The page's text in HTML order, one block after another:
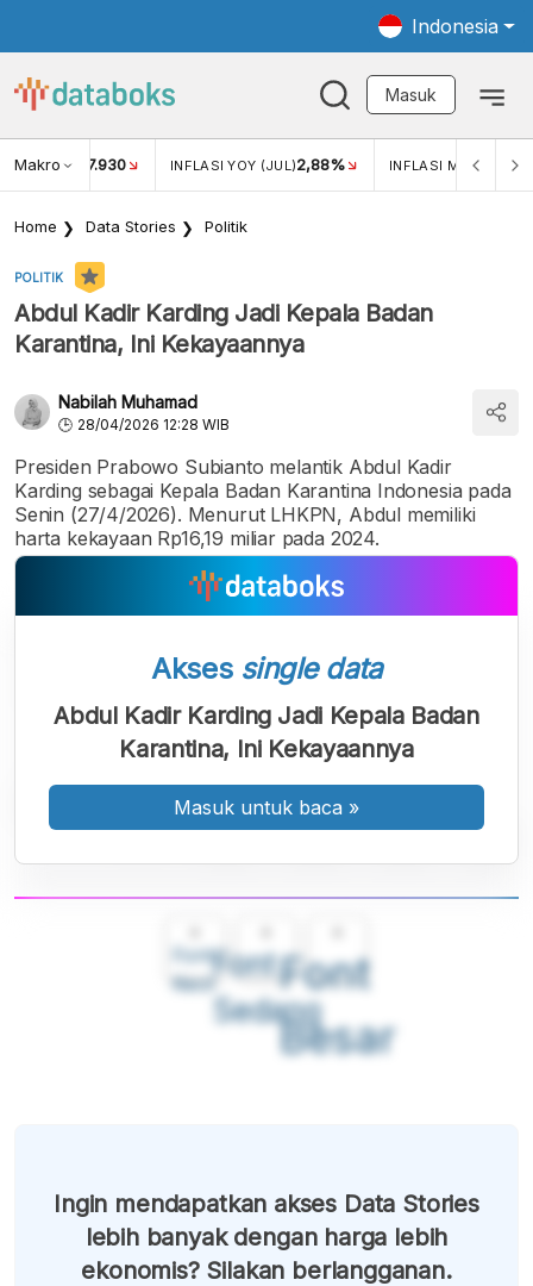
Indonesia
Masuk
Makro
USD/IDR 17.930 INFLASI YOY (JUL)2,88% INFLASI MOM (JUL)
Home Data Stories Politik
POLITIK
Abdul Kadir Karding Jadi Kepala Badan
Karantina, Ini Kekayaannya
Nabilah Muhamad
28/04/2026 12:28 WIB
Presiden Prabowo Subianto melantik Abdul Kadir
Karding sebagai Kepala Badan Karantina Indonesia pada
Senin (27/4/2026). Menurut LHKPN, Abdul memiliki
harta kekayaan Rp16,19 miliar pada 2024.
Font
Kecil
Font
Sedang
Font
Besar
Akses single data
Abdul Kadir Karding Jadi Kepala Badan
Karantina, Ini Kekayaannya
Masuk untuk baca »
Ingin mendapatkan akses Data Stories
lebih banyak dengan harga lebih
ekonomis? Silakan berlangganan.